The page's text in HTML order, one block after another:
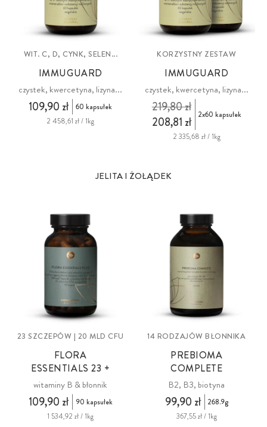
WIT. C, D, CYNK, SELEN...
IMMUGUARD
czystek, kwercetyna, lizyna...
109,90 zł
60 kapsułek
2 458,61 zł / 1kg
KORZYSTNY ZESTAW
IMMUGUARD
czystek, kwercetyna, lizyna...
208,81 zł
219,80 zł 2x60 kapsułek
2 335,68 zł / 1kg
JELITA I ŻOŁĄDEK
23 SZCZEPÓW | 20 MLD CFU
FLORA
ESSENTIALS 23 +
witaminy B & błonnik
109,90 zł
90 kapsułek
1 534,92 zł / 1kg
14 RODZAJÓW BŁONNIKA
PREBIOMA
COMPLETE
B2, B3, biotyna
99,90 zł
268.9g
367,55 zł / 1kg